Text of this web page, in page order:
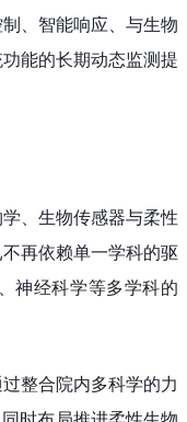
、智能响应、与生物
能的长期动态监测提
、生物传感器与柔性
再依赖单一学科的驱
神经科学等多学科的
整合院内多科学的力